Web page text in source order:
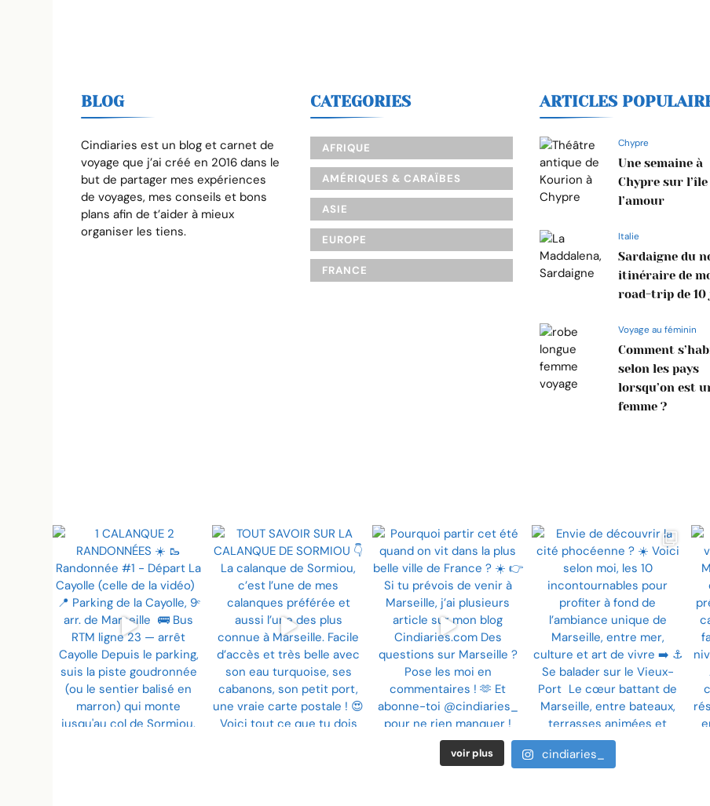
BLOG
Cindiaries est un blog et carnet de
voyage que j’ai créé en 2016 dans le
but de partager mes expériences
de voyages, mes conseils et bons
plans afin de t’aider à mieux
organiser les tiens.
CATEGORIES
AFRIQUE
AMÉRIQUES & CARAÏBES
ASIE
EUROPE
FRANCE
ARTICLES
Chypre
Une semaine à
Chypre sur l’île
l’amour
Italie
Sardaigne du
itinéraire de
road-trip de
Voyage au féminin
Comment
selon les pays
lorsqu’on est
femme ?
voir plus cindiaries_